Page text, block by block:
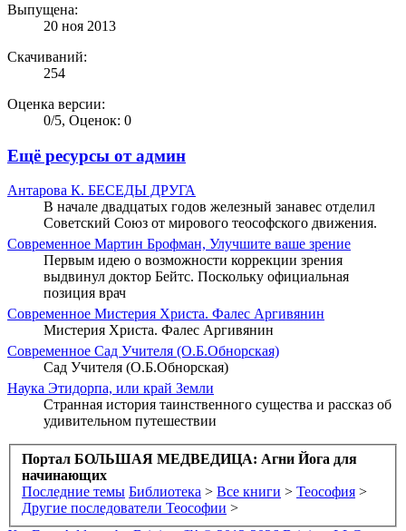
Выпущена:
20 ноя 2013
Скачиваний:
254
Оценка версии:
0/5, Оценок: 0
Ещё ресурсы от админ
Антарова К. БЕСЕДЫ ДРУГА
В начале двадцатых годов железный занавес отделил
Советский Союз от мирового теософского движения.
Современное Мартин Брофман, Улучшите ваше зрение
Первым идею о возможности коррекции зрения
выдвинул доктор Бейтс. Поскольку официальная
позиция врач
Современное Мистерия Христа. Фалес Аргивянин
Мистерия Христа. Фалес Аргивянин
Современное Сад Учителя (О.Б.Обнорская)
Сад Учителя (О.Б.Обнорская)
Наука Этидорпа, или край Земли
Странная история таинственного существа и рассказ об
удивительном путешествии
Портал БОЛЬШАЯ МЕДВЕДИЦА: Агни Йога для
начинающих
Последние темы Библиотека > Все книги > Теософия >
Другие последователи Теософии >